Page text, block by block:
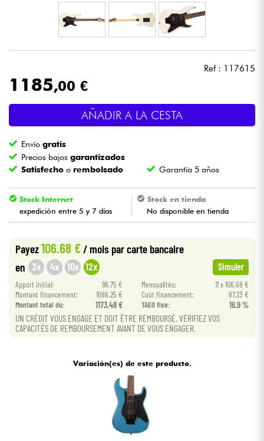
Luces
Batería y percusión
Vientos
Niños
Cables & Acces.
HiFi
Bundle
Ref : 117615
1185,00 €
AÑADIR A LA CESTA
Envíogratis
Precios bajosgarantizados
Satisfecho o rembolsado Garantía 5 años
Stock Internet
expedición entre 5 y 7 días
Stock en tienda
No disponible en tienda
Payez106.68 €/ mois par carte bancaire
en 3x 4x 10x 12x Simuler
Apport initial: 98.75 € Mensualités:
11 x 106.68 €
Montant financement:
1086.25 € Coût financement:
87.23 €
Montant total dù:
1173.48 € TAEG fixe: 16.9 %
UN CRÉDIT VOUS ENGAGE ET DOIT ÊTRE REMBOURSÉ. VÉRIFIEZ VOS
CAPACITÉS DE REMBOURSEMENT AVANT DE VOUS ENGAGER.
Variación(es) de este producto.